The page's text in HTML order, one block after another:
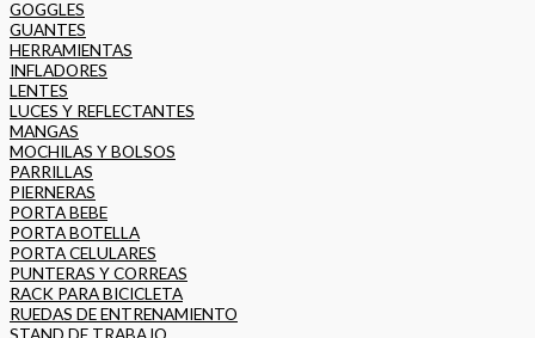
GOGGLES
GUANTES
HERRAMIENTAS
INFLADORES
LENTES
LUCES Y REFLECTANTES
MANGAS
MOCHILAS Y BOLSOS
PARRILLAS
PIERNERAS
PORTA BEBE
PORTA BOTELLA
PORTA CELULARES
PUNTERAS Y CORREAS
RACK PARA BICICLETA
RUEDAS DE ENTRENAMIENTO